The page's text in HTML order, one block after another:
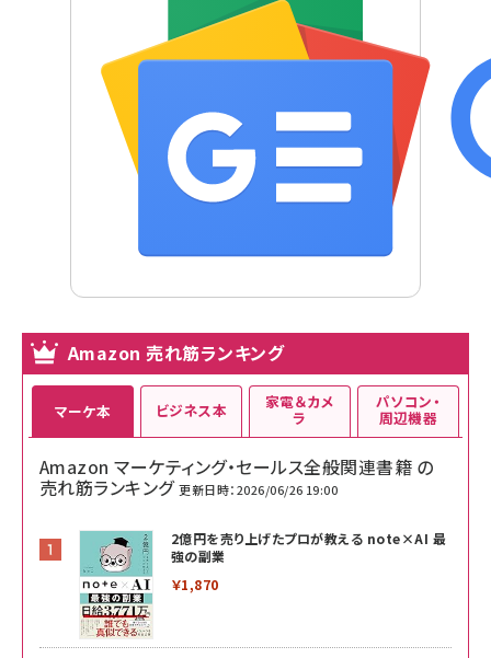
Amazon 売れ筋ランキング
マーケ本
Amazon マーケティング・セールス全般関連書籍 の
売れ筋ランキング 更新日時：2026/06/26 19:00
2億円を売り上げたプロが教える note×AI 最
強の副業
￥1,870
ビジネス本 家電＆カメ
ラ
パソコン・
周辺機器